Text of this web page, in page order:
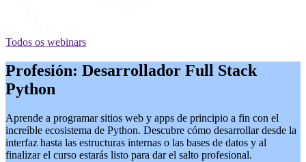
Todos os webinars
Profesión: Desarrollador Full Stack
Python
Aprende a programar sitios web y apps de principio a fin con el
increíble ecosistema de Python. Descubre cómo desarrollar desde la
interfaz hasta las estructuras internas o las bases de datos y al
finalizar el curso estarás listo para dar el salto profesional.